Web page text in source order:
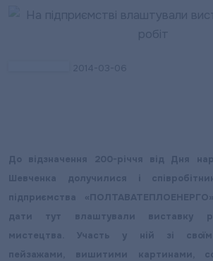
2014-03-06
До відзначення 200-річчя від Дня
Шевченка долучилися і
підприємства
дати тут влаштували виставку
мистецтва. Участь у ній зі
пейзажами, вишитими картинами,